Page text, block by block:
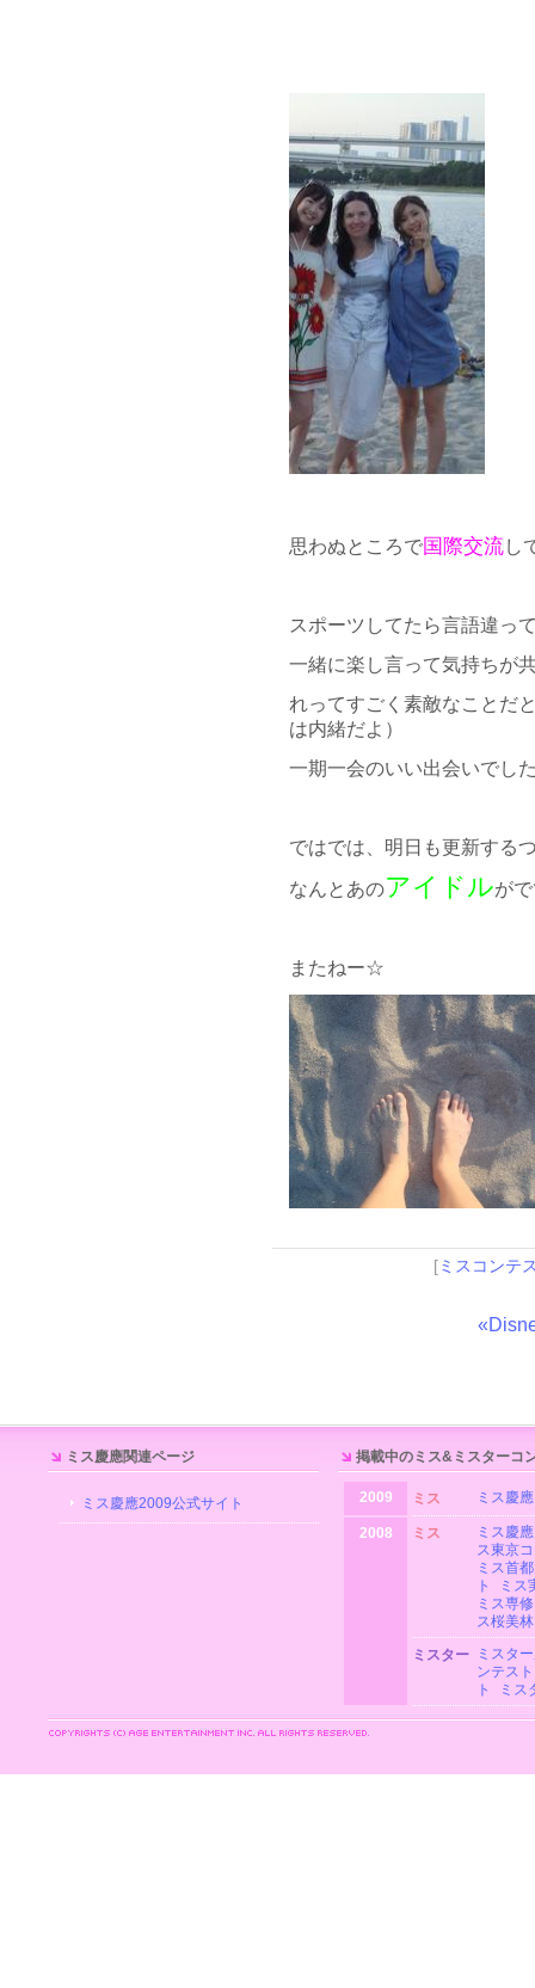
思わぬところで国際交流し
スポーツしてたら言語違っ
一緒に楽し言って気持ちが
れってすごく素敵なこと
は内緒だよ）
一期一会のいい出会いでし
ではでは、明日も更新する
なんとあのアイドルが
またねー☆
[ミスコンテ
ミス慶應関連ページ
ミス慶應2009公式サイト
掲載中のミス&ミスターコ
2009 ミス ミス慶
2008 ミス
ミス慶
ス東京
ミス首
ト
ミス
ミス専
ス桜美
ミスター
ミスタ
ンテスト
ト
ミス